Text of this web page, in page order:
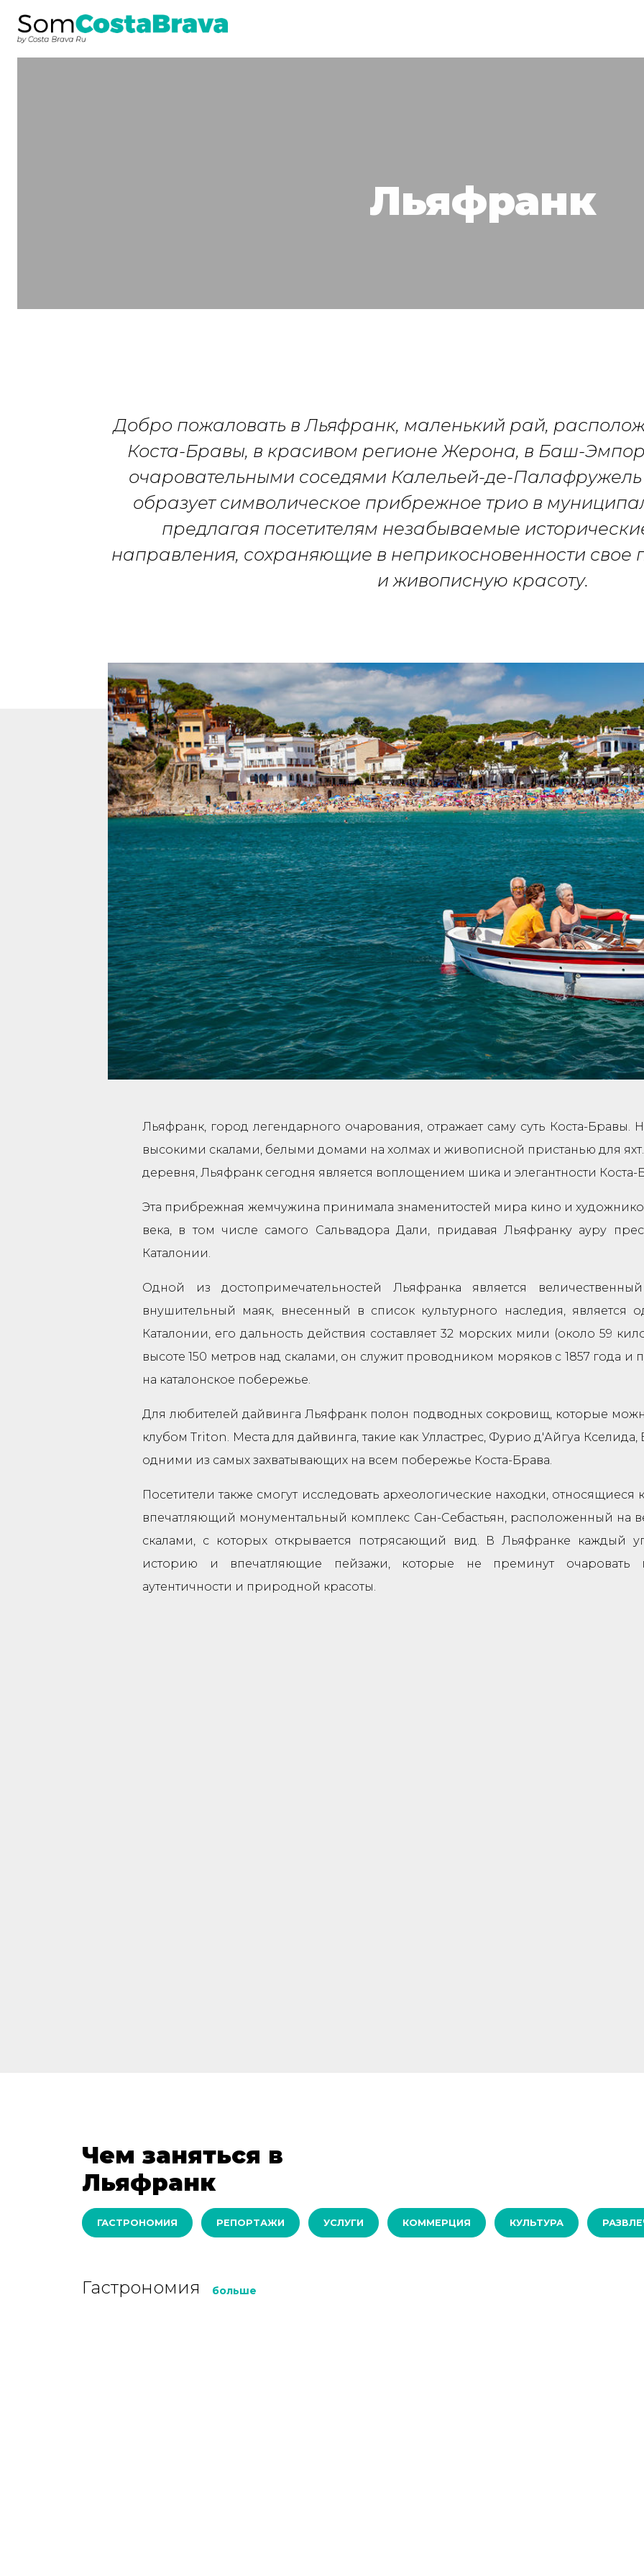
Льяфранк
Добро пожаловать в Льяфранк, маленький рай,
Коста-Бравы, в красивом регионе Жерона, в Баш-
очаровательными соседями Калельей-де-
образует символическое прибрежное трио в
предлагая посетителям незабываемые
направления, сохраняющие в неприкосновенности свое
и живописную красоту.
Льяфранк, город легендарного очарования, отражает саму суть Коста-Бравы.
высокими скалами, белыми домами на холмах и живописной пристанью для
деревня, Льяфранк сегодня является воплощением шика и элегантности Коста-
Эта прибрежная жемчужина принимала знаменитостей мира кино и
века, в том числе самого Сальвадора Дали, придавая Льяфранку ауру
Каталонии.
Одной из достопримечательностей Льяфранка является
внушительный маяк, внесенный в список культурного наследия, является
Каталонии, его дальность действия составляет 32 морских мили (около 59
высоте 150 метров над скалами, он служит проводником моряков с 1857 года и
на каталонское побережье.
Для любителей дайвинга Льяфранк полон подводных сокровищ, которые
клубом Triton. Места для дайвинга, такие как Улластрес, Фурио д'Айгуа
одними из самых захватывающих на всем побережье Коста-Брава.
Посетители также смогут исследовать археологические находки,
впечатляющий монументальный комплекс Сан-Себастьян, расположенный
скалами, с которых открывается потрясающий вид. В Льяфранке каждый
историю и впечатляющие пейзажи, которые не преминут очаровать
аутентичности и природной красоты.
Чем заняться в
Льяфранк
ГАСТРОНОМИЯ РЕПОРТАЖИ УСЛУГИ КОММЕРЦИЯ КУЛЬТУРА
Гастрономия больше